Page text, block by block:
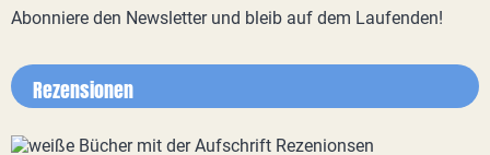
Abonniere den Newsletter und bleib auf dem Laufenden!
Rezensionen